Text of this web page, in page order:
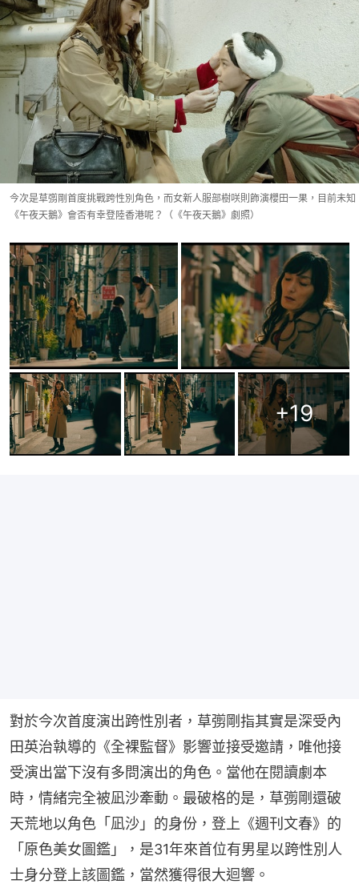
今次是草彅剛首度挑戰跨性別角色，而女新人服部樹咲則飾演櫻田一果，目前未知
《午夜天鵝》會否有幸登陸香港呢？（《午夜天鵝》劇照）
+19
對於今次首度演出跨性別者，草彅剛指其實是深受內
田英治執導的《全裸監督》影響並接受邀請，唯他接
受演出當下沒有多問演出的角色。當他在閱讀劇本
時，情緒完全被凪沙牽動。最破格的是，草彅剛還破
天荒地以角色「凪沙」的身份，登上《週刊文春》的
「原色美女圖鑑」，是31年來首位有男星以跨性別人
士身分登上該圖鑑，當然獲得很大迴響。